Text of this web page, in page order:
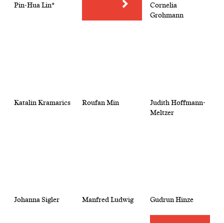
Pin-Hua Lin*
Cornelia
Grohmann
Katalin Kramarics Roufan Min
Judith Hoffmann-
Meltzer
Johanna Sigler Manfred Ludwig Gudrun Hinze